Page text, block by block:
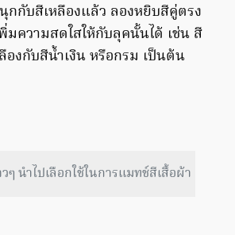
กกับสีเหลืองแล้ว ลองหยิบสีคู่ตรง
มความสดใสให้กับลุคนั้นได้ เช่น สี
องกับสีน้ำเงิน หรือกรม เป็นต้น
ๆ นำไปเลือกใช้ในการแมทช์สีเสื้อผ้า